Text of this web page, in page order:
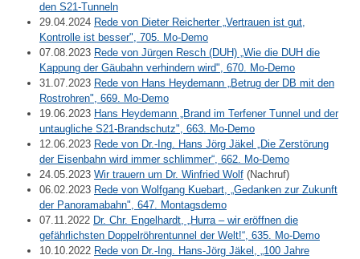
den S21-Tunneln
29.04.2024 Rede von Dieter Reicherter „Vertrauen ist gut,
Kontrolle ist besser", 705. Mo-Demo
07.08.2023 Rede von Jürgen Resch (DUH) „Wie die DUH die
Kappung der Gäubahn verhindern wird", 670. Mo-Demo
31.07.2023 Rede von Hans Heydemann „Betrug der DB mit den
Rostrohren", 669. Mo-Demo
19.06.2023 Hans Heydemann „Brand im Terfener Tunnel und der
untaugliche S21-Brandschutz", 663. Mo-Demo
12.06.2023 Rede von Dr.-Ing. Hans Jörg Jäkel „Die Zerstörung
der Eisenbahn wird immer schlimmer“, 662. Mo-Demo
24.05.2023 Wir trauern um Dr. Winfried Wolf (Nachruf)
06.02.2023 Rede von Wolfgang Kuebart, „Gedanken zur Zukunft
der Panoramabahn", 647. Montagsdemo
07.11.2022 Dr. Chr. Engelhardt, „Hurra – wir eröffnen die
gefährlichsten Doppelröhrentunnel der Welt!“, 635. Mo-Demo
10.10.2022 Rede von Dr.-Ing. Hans-Jörg Jäkel, „100 Jahre